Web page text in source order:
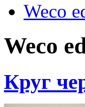
Weco
Weco
Круг